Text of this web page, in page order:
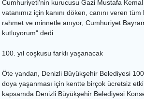
Cumhuriyeti’nin kurucusu Gazi Mustafa
vatanımız için kanını döken, canını veren tüm
rahmet ve minnetle anıyor, Cumhuriyet
kutluyorum" dedi.
100. yıl coşkusu farklı yaşanacak
Öte yandan, Denizli Büyükşehir Belediyesi
doya yaşanması için kentte birçok ücretsiz
kapsamda Denizli Büyükşehir Belediyesi